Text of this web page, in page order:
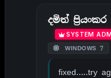
දමිත් ප්‍රියංකර
SYSTEM
WINDOWS 7
fixed…..try